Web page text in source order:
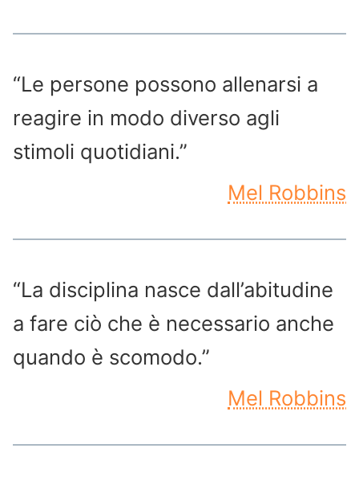
“Le persone possono allenarsi a
reagire in modo diverso agli
stimoli quotidiani.”
Mel Robbins
“La disciplina nasce dall’abitudine
a fare ciò che è necessario anche
quando è scomodo.”
Mel Robbins